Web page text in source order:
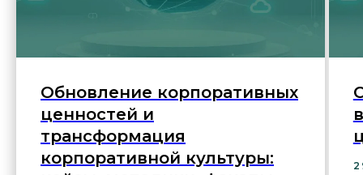
Обновление корпоративных
ценностей и
трансформация
корпоративной культуры: